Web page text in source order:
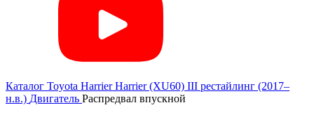
Каталог Toyota Harrier Harrier (XU60) III рестайлинг (2017–
н.в.) Двигатель Распредвал впускной